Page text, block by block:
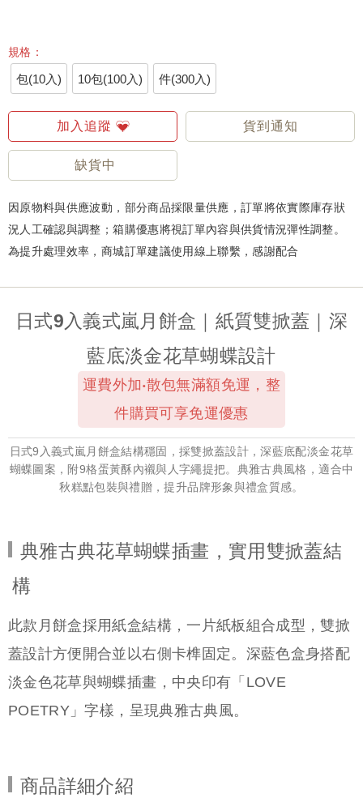
規格：
包(10入) 10包(100入) 件(300入)
加入追蹤 貨到通知
缺貨中
因原物料與供應波動，部分商品採限量供應，訂單將依實際庫存狀
況人工確認與調整；箱購優惠將視訂單內容與供貨情況彈性調整。
為提升處理效率，商城訂單建議使用線上聯繫，感謝配合
日式9入義式嵐月餅盒｜紙質雙掀蓋｜深
藍底淡金花草蝴蝶設計
運費外加‧散包無滿額免運，整
件購買可享免運優惠
日式9入義式嵐月餅盒結構穩固，採雙掀蓋設計，深藍底配淡金花草
蝴蝶圖案，附9格蛋黃酥內襯與人字繩提把。典雅古典風格，適合中
秋糕點包裝與禮贈，提升品牌形象與禮盒質感。
典雅古典花草蝴蝶插畫，實用雙掀蓋結
構
此款月餅盒採用紙盒結構，一片紙板組合成型，雙掀
蓋設計方便開合並以右側卡榫固定。深藍色盒身搭配
淡金色花草與蝴蝶插畫，中央印有「LOVE
POETRY」字樣，呈現典雅古典風。
商品詳細介紹